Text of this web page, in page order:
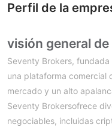
Perfil de la
visión general
Seventy Brokers,
una plataforma comercial
mercado y un alto
Seventy Brokersofrece
negociables, incluidas